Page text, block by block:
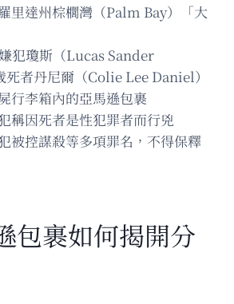
里達州棕櫚灣（Palm Bay）「大
犯瓊斯（Lucas Sander
死者丹尼爾（Colie Lee Daniel）
行李箱內的亞馬遜包裹
稱因死者是性犯罪者而行兇
被控謀殺等多項罪名，不得保釋
包裹如何揭開分